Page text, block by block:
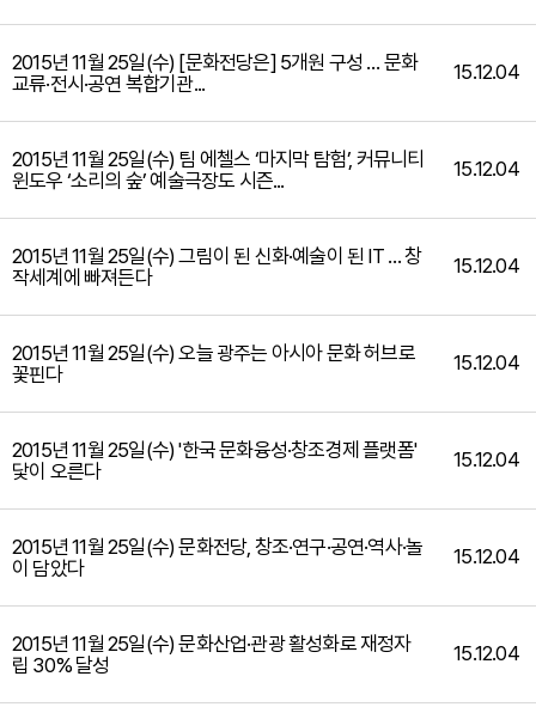
2015년 11월 25일(수) [문화전당은] 5개원 구성 … 문화
교류·전시·공연 복합기관...
15.12.04
2015년 11월 25일(수) 팀 에첼스 ‘마지막 탐험’, 커뮤니티
윈도우 ‘소리의 숲’ 예술극장도 시즌...
15.12.04
2015년 11월 25일(수) 그림이 된 신화·예술이 된 IT … 창
작세계에 빠져든다
15.12.04
2015년 11월 25일(수) 오늘 광주는 아시아 문화 허브로
꽃핀다
15.12.04
2015년 11월 25일(수) '한국 문화융성·창조경제 플랫폼'
닻이 오른다
15.12.04
2015년 11월 25일(수) 문화전당, 창조·연구·공연·역사·놀
이 담았다
15.12.04
2015년 11월 25일(수) 문화산업·관광 활성화로 재정자
립 30% 달성
15.12.04